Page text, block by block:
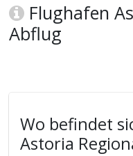
Flughafen
Abflug
Wo befindet
Astoria